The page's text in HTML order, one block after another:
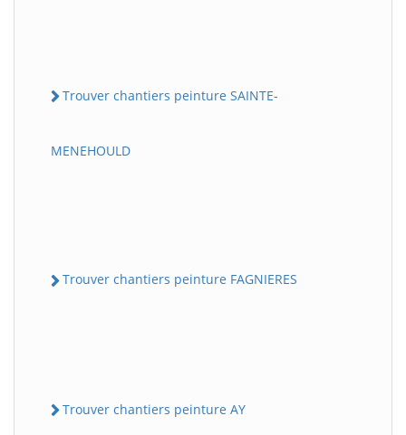
Trouver chantiers peinture SAINTE-
MENEHOULD
Trouver chantiers peinture FAGNIERES
Trouver chantiers peinture AY